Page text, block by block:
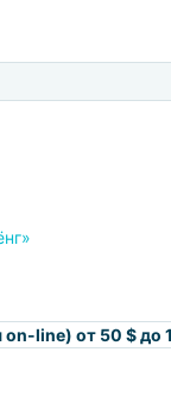
on-line) от 50 $ до